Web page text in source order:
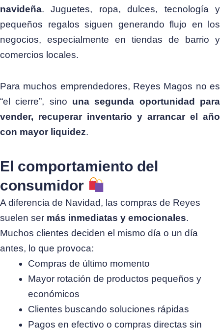
navideña. Juguetes, ropa, dulces, tecnología y
pequeños regalos siguen generando flujo en los
negocios, especialmente en tiendas de barrio y
comercios locales.
Para muchos emprendedores, Reyes Magos no es
“el cierre”, sino una segunda oportunidad para
vender, recuperar inventario y arrancar el año
con mayor liquidez.
El comportamiento del
consumidor
A diferencia de Navidad, las compras de Reyes
suelen ser más inmediatas y emocionales.
Muchos clientes deciden el mismo día o un día
antes, lo que provoca:
Compras de último momento
Mayor rotación de productos pequeños y
económicos
Clientes buscando soluciones rápidas
Pagos en efectivo o compras directas sin